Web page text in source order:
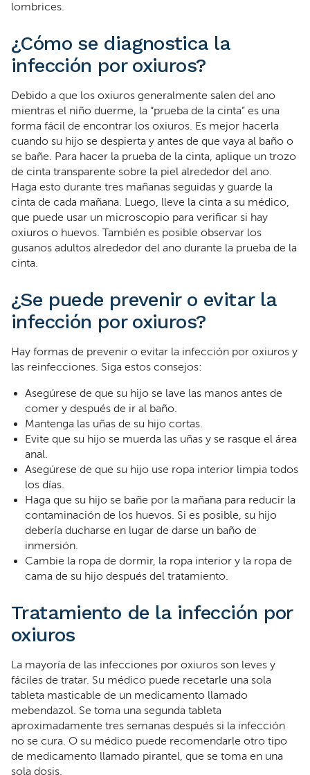
lombrices.
¿Cómo se diagnostica la
infección por oxiuros?
Debido a que los oxiuros generalmente salen del ano
mientras el niño duerme, la “prueba de la cinta” es una
forma fácil de encontrar los oxiuros. Es mejor hacerla
cuando su hijo se despierta y antes de que vaya al baño o
se bañe. Para hacer la prueba de la cinta, aplique un trozo
de cinta transparente sobre la piel alrededor del ano.
Haga esto durante tres mañanas seguidas y guarde la
cinta de cada mañana. Luego, lleve la cinta a su médico,
que puede usar un microscopio para verificar si hay
oxiuros o huevos. También es posible observar los
gusanos adultos alrededor del ano durante la prueba de la
cinta.
¿Se puede prevenir o evitar la
infección por oxiuros?
Hay formas de prevenir o evitar la infección por oxiuros y
las reinfecciones. Siga estos consejos:
Asegúrese de que su hijo se lave las manos antes de
comer y después de ir al baño.
Mantenga las uñas de su hijo cortas.
Evite que su hijo se muerda las uñas y se rasque el área
anal.
Asegúrese de que su hijo use ropa interior limpia todos
los días.
Haga que su hijo se bañe por la mañana para reducir la
contaminación de los huevos. Si es posible, su hijo
debería ducharse en lugar de darse un baño de
inmersión.
Cambie la ropa de dormir, la ropa interior y la ropa de
cama de su hijo después del tratamiento.
Tratamiento de la infección por
oxiuros
La mayoría de las infecciones por oxiuros son leves y
fáciles de tratar. Su médico puede recetarle una sola
tableta masticable de un medicamento llamado
mebendazol. Se toma una segunda tableta
aproximadamente tres semanas después si la infección
no se cura. O su médico puede recomendarle otro tipo
de medicamento llamado pirantel, que se toma en una
sola dosis.